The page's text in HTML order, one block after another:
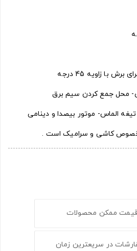
با زاویه 45 درجه
محل جمع کردن سیم برق
الماس- موتور بیصدا و دینامی
کاشی و سرامیک است .
قیمت ممکن محصولات
در سریعترین زمان